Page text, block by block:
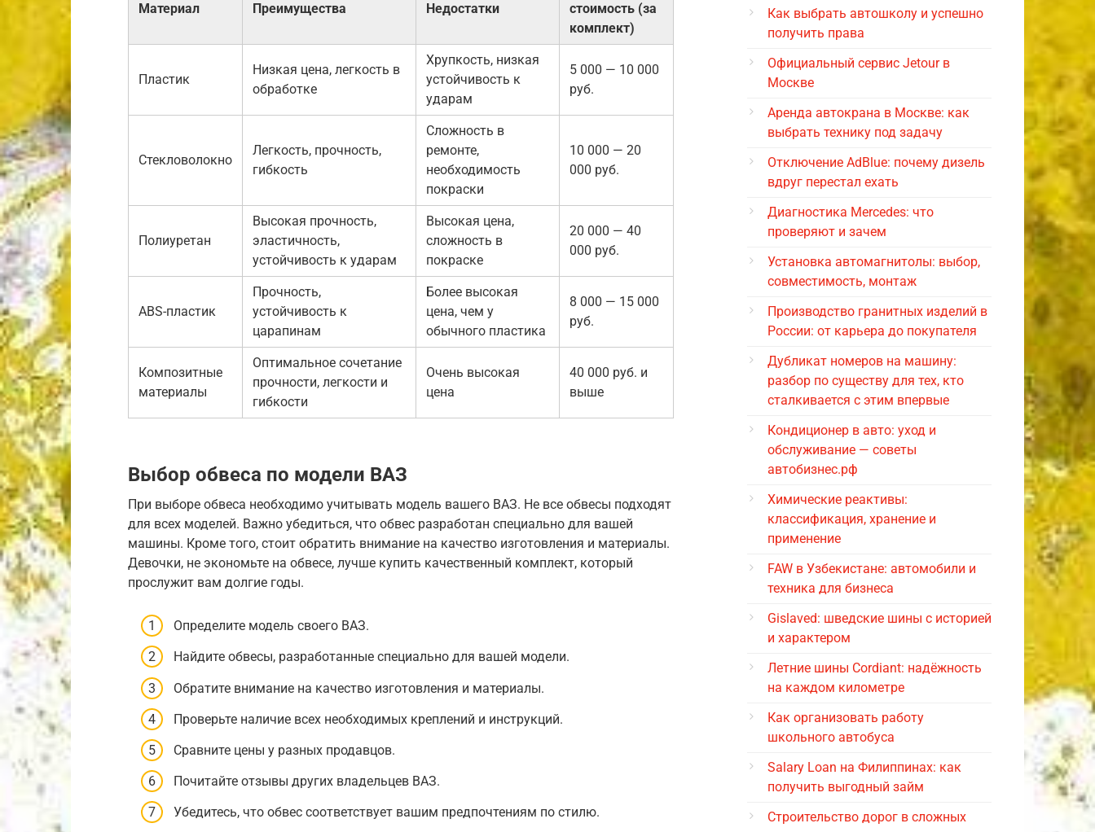
Материал Преимущества Недостатки
стоимость (за
комплект)
Пластик
Низкая цена, легкость в
обработке
Хрупкость, низкая
устойчивость к
ударам
5 000 — 10 000
руб.
Стекловолокно
Легкость, прочность,
гибкость
Сложность в
ремонте,
необходимость
покраски
10 000 — 20
000 руб.
Полиуретан
Высокая прочность,
эластичность,
устойчивость к ударам
Высокая цена,
сложность в
покраске
20 000 — 40
000 руб.
ABS-пластик
Прочность,
устойчивость к
царапинам
Более высокая
цена, чем у
обычного пластика
8 000 — 15 000
руб.
Композитные
материалы
Оптимальное сочетание
прочности, легкости и
гибкости
Очень высокая
цена
40 000 руб. и
выше
Выбор обвеса по модели ВАЗ
При выборе обвеса необходимо учитывать модель вашего ВАЗ. Не все обвесы подходят
для всех моделей. Важно убедиться, что обвес разработан специально для вашей
машины. Кроме того, стоит обратить внимание на качество изготовления и материалы.
Девочки, не экономьте на обвесе, лучше купить качественный комплект, который
прослужит вам долгие годы.
Определите модель своего ВАЗ.
Найдите обвесы, разработанные специально для вашей модели.
Обратите внимание на качество изготовления и материалы.
Проверьте наличие всех необходимых креплений и инструкций.
Сравните цены у разных продавцов.
Почитайте отзывы других владельцев ВАЗ.
Убедитесь, что обвес соответствует вашим предпочтениям по стилю.
Как выбрать автошколу и успешно
получить права
Официальный сервис Jetour в
Москве
Аренда автокрана в Москве: как
выбрать технику под задачу
Отключение AdBlue: почему дизель
вдруг перестал ехать
Диагностика Mercedes: что
проверяют и зачем
Установка автомагнитолы: выбор,
совместимость, монтаж
Производство гранитных изделий в
России: от карьера до покупателя
Дубликат номеров на машину:
разбор по существу для тех, кто
сталкивается с этим впервые
Кондиционер в авто: уход и
обслуживание — советы
автобизнес.рф
Химические реактивы:
классификация, хранение и
применение
FAW в Узбекистане: автомобили и
техника для бизнеса
Gislaved: шведские шины с историей
и характером
Летние шины Cordiant: надёжность
на каждом километре
Как организовать работу
школьного автобуса
Salary Loan на Филиппинах: как
получить выгодный займ
Строительство дорог в сложных